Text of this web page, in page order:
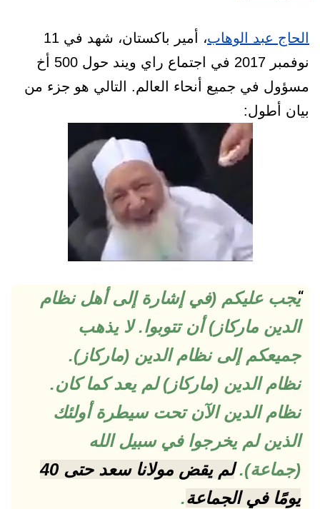
الحاج عبد الوهاب
، أمير باكستان، شهد في 11
نوفمبر 2017 في اجتماع راي ويند حول 500 أخ
مسؤول في جميع أنحاء العالم. التالي هو جزء من
بيان أطول:
يجب عليكم (في إشارة إلى أهل نظام
الدين ماركاز) أن تتوبوا. لا يذهب
جميعكم إلى نظام الدين (ماركاز).
نظام الدين (ماركاز) لم يعد كما كان.
نظام الدين الآن تحت سيطرة أولئك
الذين لم يخرجوا في سبيل الله
(جماعة).
لم يقض مولانا سعد حتى 40
يومًا في الجماعة.